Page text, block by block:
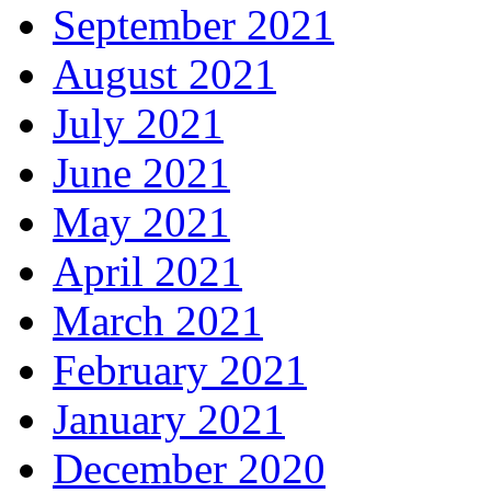
September 2021
August 2021
July 2021
June 2021
May 2021
April 2021
March 2021
February 2021
January 2021
December 2020